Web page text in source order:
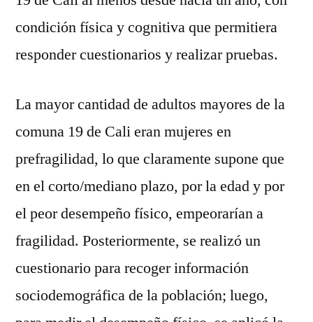
condición física y cognitiva que permitiera
responder cuestionarios y realizar pruebas.
La mayor cantidad de adultos mayores de la
comuna 19 de Cali eran mujeres en
prefragilidad, lo que claramente supone que
en el corto/mediano plazo, por la edad y por
el peor desempeño físico, empeorarían a
fragilidad. Posteriormente, se realizó un
cuestionario para recoger información
sociodemográfica de la población; luego,